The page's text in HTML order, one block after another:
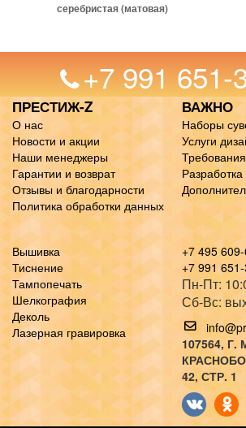
серебристая (матовая)
+7 991 651-
ПРЕСТИЖ-Z
О нас
Новости и акции
Наши менеджеры
Гарантии и возврат
Отзывы и благодарности
Политика обработки данных
ВАЖНО
Наборы
Услуги
Вышивка
Тиснение
Тампопечать
Шелкография
Деколь
Лазерная гравировка
+7 495
+7 991
Пн-Пт:
Сб-Вс:
107564, Г.
42, СТР. 1